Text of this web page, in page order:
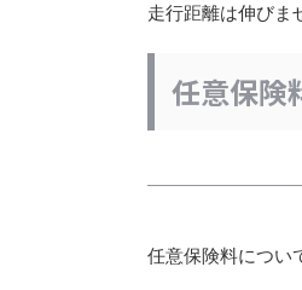
走行距離は伸びま
任意保険
任意保険料につい